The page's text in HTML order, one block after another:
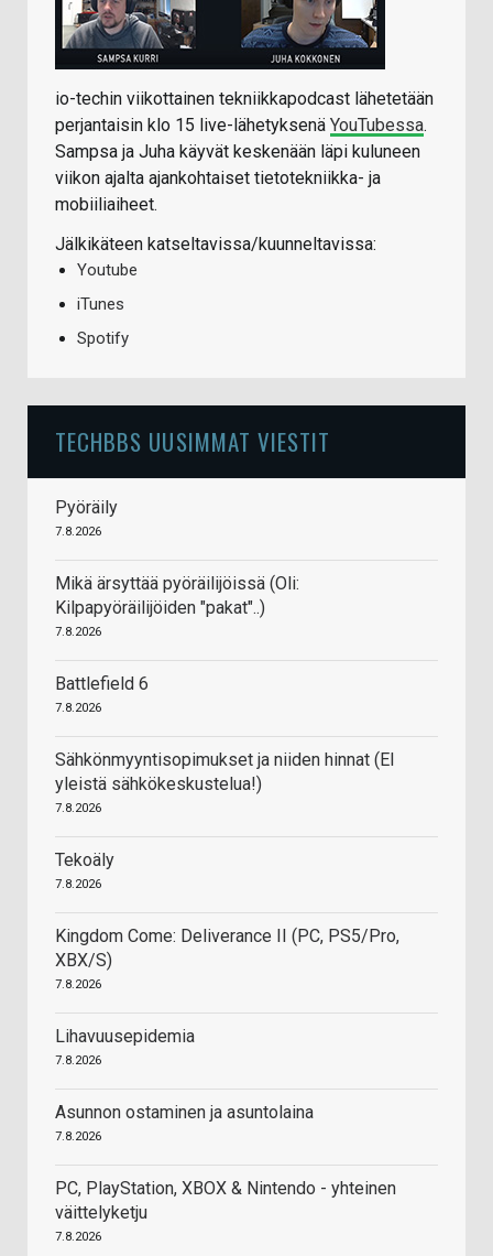
io-techin viikottainen tekniikkapodcast lähetetään
perjantaisin klo 15 live-lähetyksenä YouTubessa.
Sampsa ja Juha käyvät keskenään läpi kuluneen
viikon ajalta ajankohtaiset tietotekniikka- ja
mobiiliaiheet.
Jälkikäteen katseltavissa/kuunneltavissa:
Youtube
iTunes
Spotify
TECHBBS UUSIMMAT VIESTIT
Pyöräily
7.8.2026
Mikä ärsyttää pyöräilijöissä (Oli:
Kilpapyöräilijöiden "pakat"..)
7.8.2026
Battlefield 6
7.8.2026
Sähkönmyyntisopimukset ja niiden hinnat (EI
yleistä sähkökeskustelua!)
7.8.2026
Tekoäly
7.8.2026
Kingdom Come: Deliverance II (PC, PS5/Pro,
XBX/S)
7.8.2026
Lihavuusepidemia
7.8.2026
Asunnon ostaminen ja asuntolaina
7.8.2026
PC, PlayStation, XBOX & Nintendo - yhteinen
väittelyketju
7.8.2026